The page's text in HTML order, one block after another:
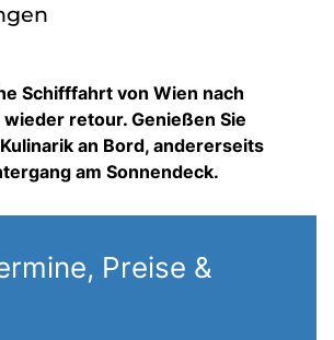
in:
Schifffahrt von Wien nach
retour. Genießen Sie
an Bord, andererseits
am Sonnendeck.
Preise &